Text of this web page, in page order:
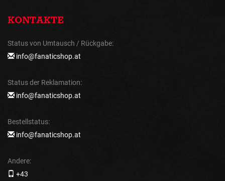
KONTAKTE
Status von Umtausch / Rückgabe:
info@fanaticshop.at
Status der Reklamation:
info@fanaticshop.at
Bestellstatus:
info@fanaticshop.at
Andere:
+43